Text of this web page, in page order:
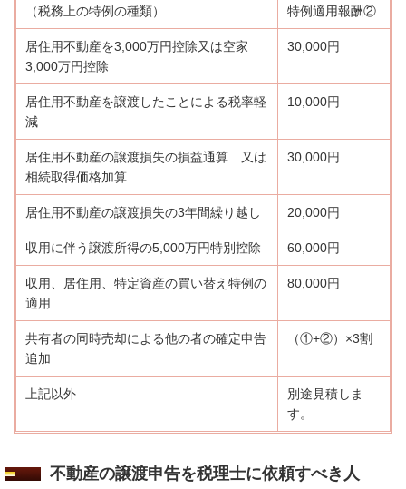
（税務上の特例の種類） 特例適用報酬②
居住用不動産を3,000万円控除又は空家
3,000万円控除
30,000円
居住用不動産を譲渡したことによる税率軽
減
10,000円
居住用不動産の譲渡損失の損益通算 又は
相続取得価格加算
30,000円
居住用不動産の譲渡損失の3年間繰り越し 20,000円
収用に伴う譲渡所得の5,000万円特別控除 60,000円
収用、居住用、特定資産の買い替え特例の
適用
80,000円
共有者の同時売却による他の者の確定申告
追加
（①+②）×3割
上記以外
別途見積しま
す。
不動産の譲渡申告を税理士に依頼すべき人